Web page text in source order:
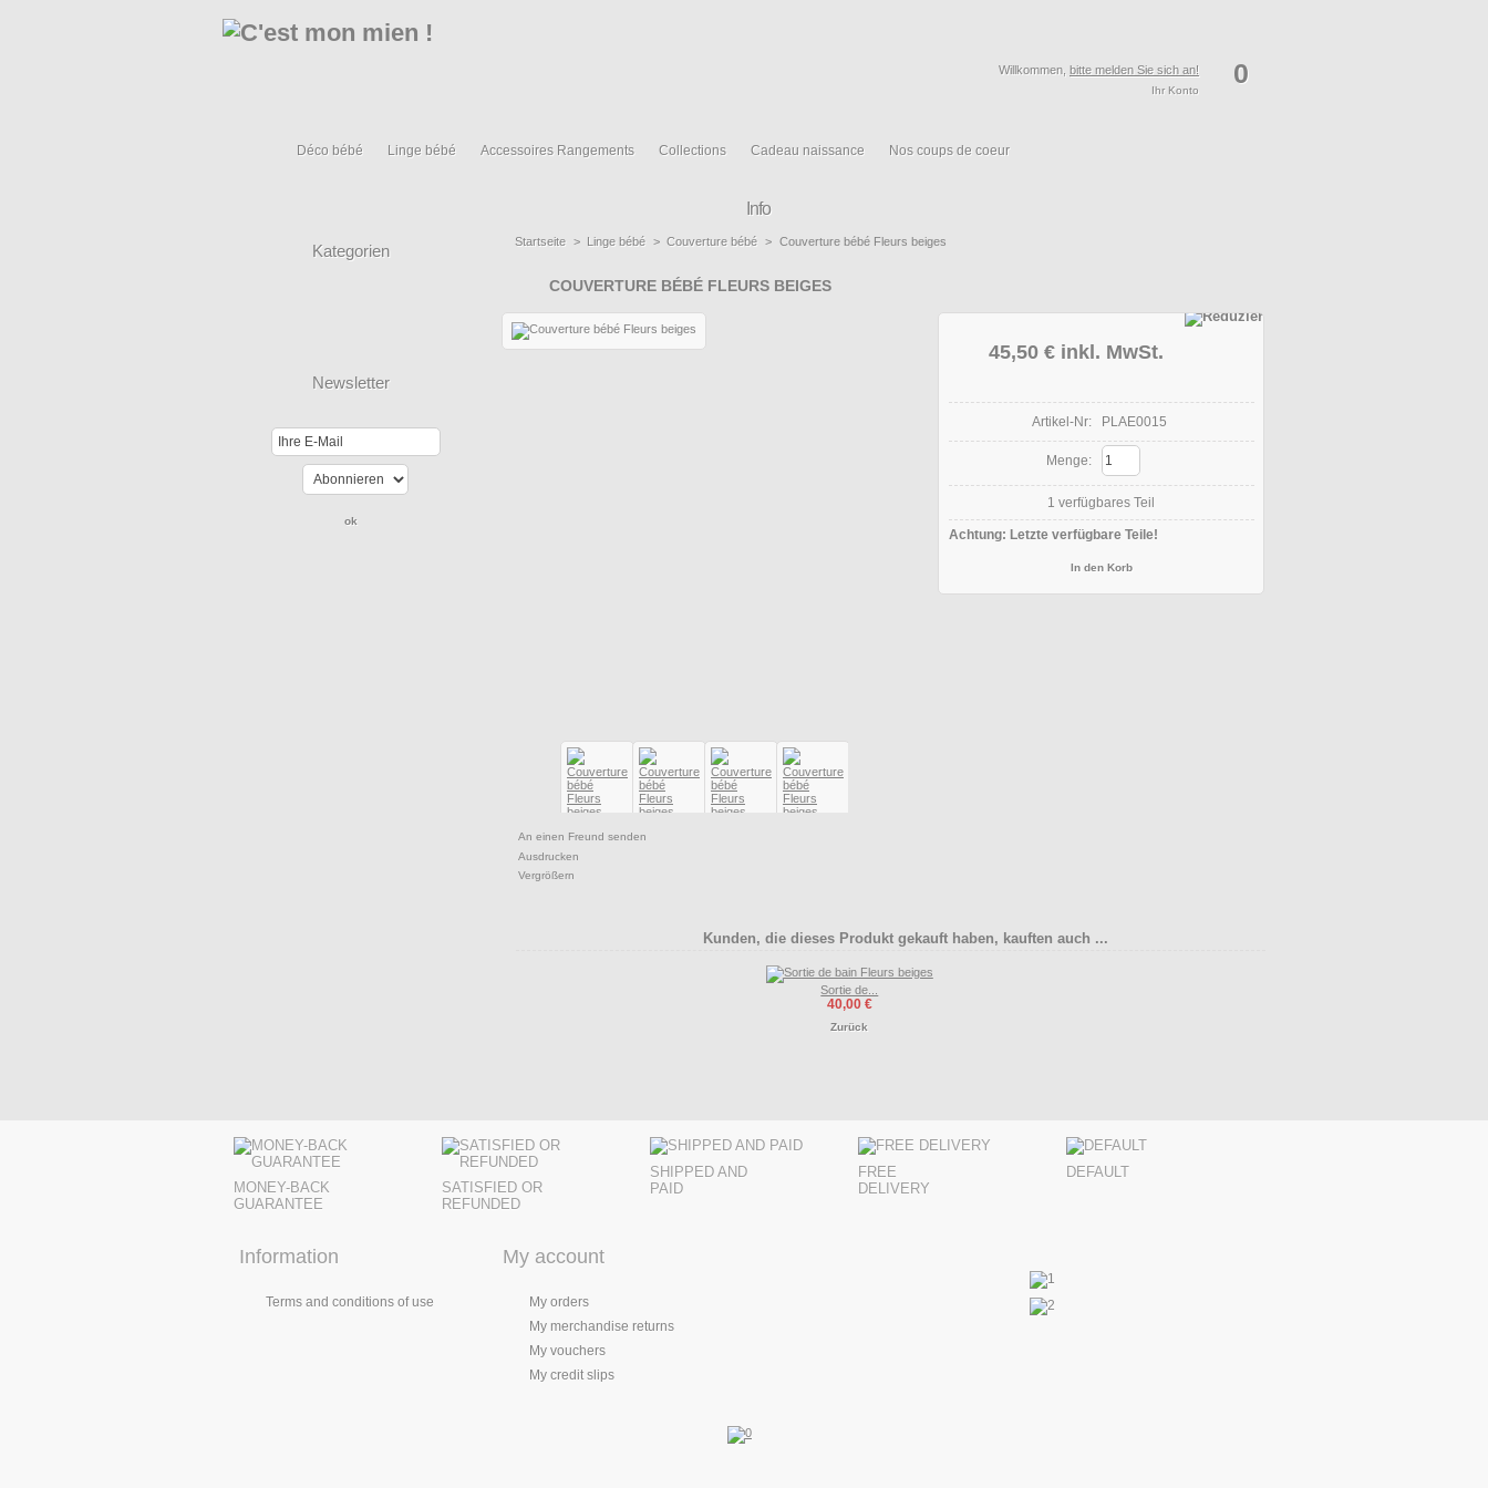
Déco bébé Linge bébé Accessoires Rangements Collections Cadeau naissance Nos coups de coeur
Info
Willkommen, bitte melden Sie sich an! 0
Ihr Konto
Kategorien
Newsletter
Startseite > Linge bébé > Couverture bébé > Couverture bébé Fleurs beiges
COUVERTURE BÉBÉ FLEURS BEIGES
An einen Freund senden
Ausdrucken
Vergrößern
45,50 € inkl. MwSt.
Artikel-Nr: PLAE0015
Menge:
1 verfügbares Teil
Achtung: Letzte verfügbare Teile!
Kunden, die dieses Produkt gekauft haben, kauften auch ...
Sortie de...
40,00 €
Zurück
MONEY-BACK
GUARANTEE
SATISFIED OR
REFUNDED
SHIPPED AND
PAID
FREE
DELIVERY
DEFAULT
Information
Terms and conditions of use
My account
My orders
My merchandise returns
My vouchers
My credit slips